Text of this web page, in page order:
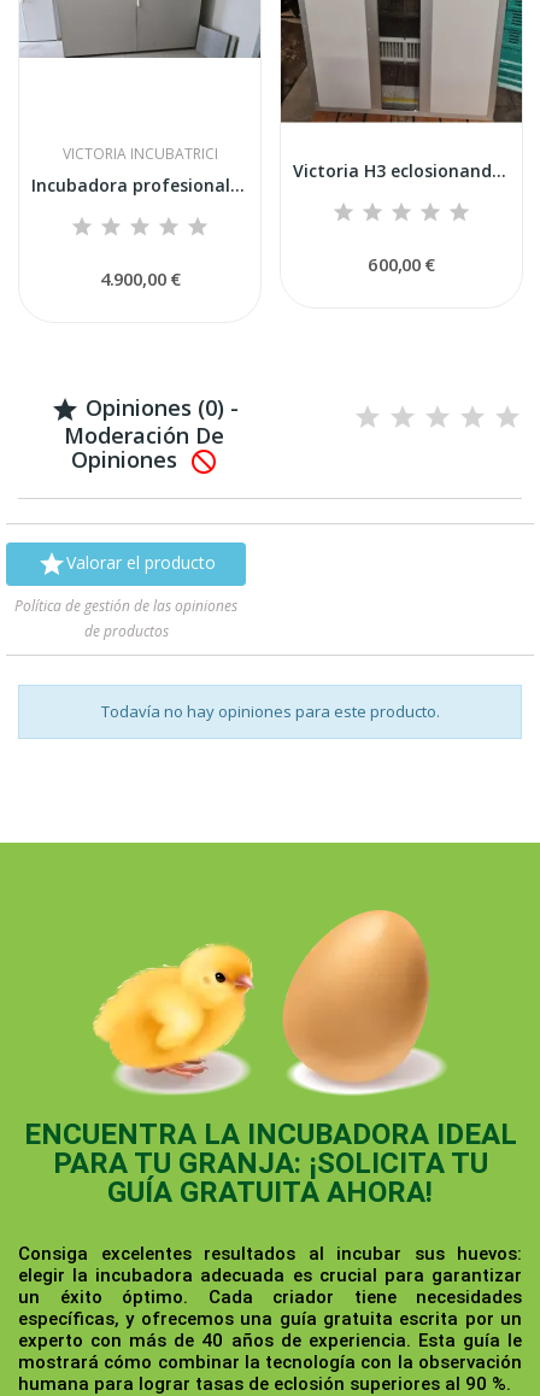
VICTORIA INCUBATRICI
Incubadora profesional Victoria I72 usada –...
4.900,00 €
Victoria H3 eclosionando a partir de 800 huevos.
600,00 €
 Opiniones (0) -
Moderación De
Opiniones 
Valorar el producto
Política de gestión de las opiniones
de productos
Todavía no hay opiniones para este producto.
ENCUENTRA LA INCUBADORA IDEAL
PARA TU GRANJA: ¡SOLICITA TU
GUÍA GRATUITA AHORA!
Consiga excelentes resultados al incubar sus huevos:
elegir la incubadora adecuada es crucial para garantizar
un éxito óptimo. Cada criador tiene necesidades
específicas, y ofrecemos una guía gratuita escrita por un
experto con más de 40 años de experiencia. Esta guía le
mostrará cómo combinar la tecnología con la observación
humana para lograr tasas de eclosión superiores al 90 %.